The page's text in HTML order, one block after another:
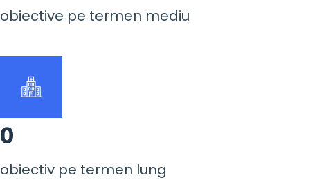
obiective pe termen mediu
0
obiectiv pe termen lung